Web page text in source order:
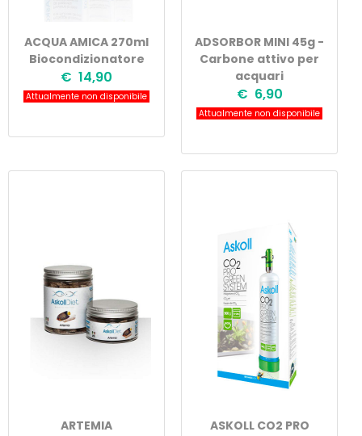
ACQUA AMICA 270ml
Biocondizionatore
€ 14,90
Attualmente non disponibile
ADSORBOR MINI 45g -
Carbone attivo per
acquari
€ 6,90
Attualmente non disponibile
ARTEMIA
ASKOLL CO2 PRO